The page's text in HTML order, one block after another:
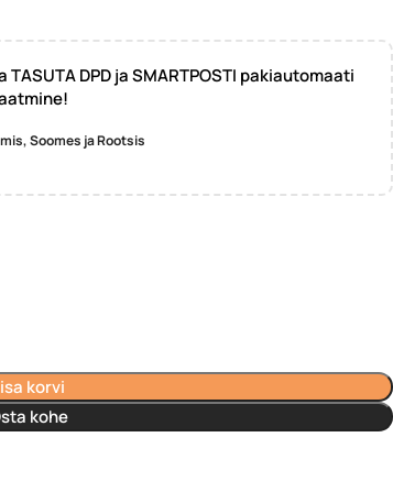
DPD ja SMARTPOSTI pakiautomaati
Soomes ja Rootsis
korvi
kohe